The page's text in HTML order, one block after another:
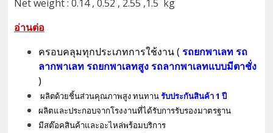
Net weight : 0.14 , 0.52 , 2.55 ,1.5 kg
อ่านต่อ
ครอบคลุมทุกประเภทการใช้งาน (รถยกพาเลท รถ
ลากพาเลท รถยกพาเลทสูง รถลากพาเลทแบบมีตาชั่ง
)
ผลิตด้วยชิ้นส่วนคุณภาพสูงทนทานรับประกันสินค้า1 ปี
ผลิตและประกอบจากโรงงานที่ได้รับการรับรองมาตรฐาน
มีสต๊อคสินค้าและอะไหล่พร้อมบริการ